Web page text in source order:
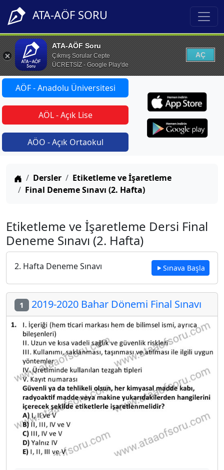
ATA-AÖF SORU
ATA-AÖF Soru
Çıkmış Sorular Cepte
ÜCRETSİZ - Google Play'de
AÇ
AÖF - Anadolu Üniversitesi
AÖL - Açık Lise
AÖO - Açık Ortaokul
Anasayfa
Dersler
Etiketleme ve İşaretleme
Final Deneme Sınavı (2. Hafta)
Etiketleme ve İşaretleme Dersi Final
Deneme Sınavı (2. Hafta)
2. Hafta Deneme Sınavı Sınava Başla
1 2019-2020 Bahar Dönemi Final Sınavı